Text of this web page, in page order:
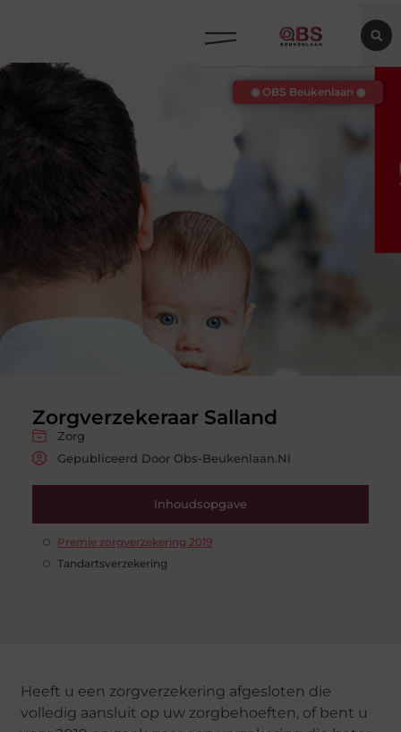
Zorgverzekeraar Salland
Zorg
Gepubliceerd Door Obs-Beukenlaan.nl
Inhoudsopgave
Premie zorgverzekering 2019
Tandartsverzekering
◉ OBS Beukenlaan ◉
Heeft u een zorgverzekering afgesloten die
volledig aansluit op uw zorgbehoeften, of bent u